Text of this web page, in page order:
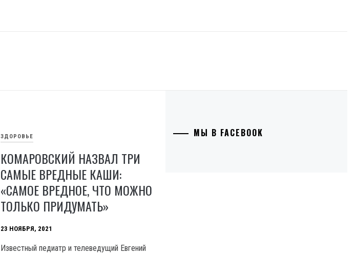
ЗДОРОВЬЕ
КОМАРОВСКИЙ НАЗВАЛ ТРИ
САМЫЕ ВРЕДНЫЕ КАШИ:
«САМОЕ ВРЕДНОЕ, ЧТО МОЖНО
ТОЛЬКО ПРИДУМАТЬ»
23 НОЯБРЯ, 2021
Известный педиатр и телеведущий Евгений
МЫ В FACEBOOK